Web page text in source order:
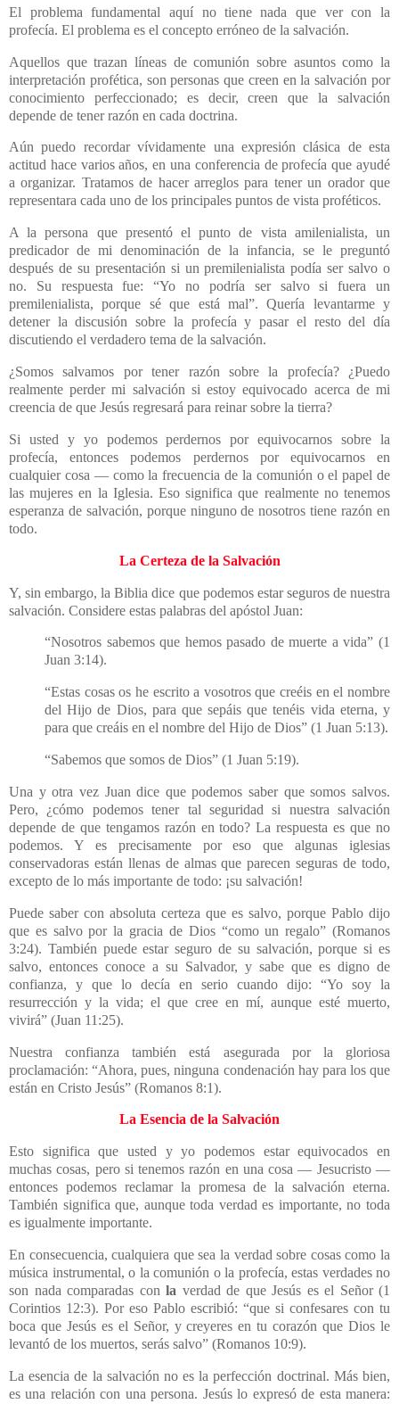
El problema fundamental aquí no tiene nada que ver con la
profecía. El problema es el concepto erróneo de la salvación.
Aquellos que trazan líneas de comunión sobre asuntos como la
interpretación profética, son personas que creen en la salvación por
conocimiento perfeccionado; es decir, creen que la salvación
depende de tener razón en cada doctrina.
Aún puedo recordar vívidamente una expresión clásica de esta
actitud hace varios años, en una conferencia de profecía que ayudé
a organizar. Tratamos de hacer arreglos para tener un orador que
representara cada uno de los principales puntos de vista proféticos.
A la persona que presentó el punto de vista amilenialista, un
predicador de mi denominación de la infancia, se le preguntó
después de su presentación si un premilenialista podía ser salvo o
no. Su respuesta fue: “Yo no podría ser salvo si fuera un
premilenialista, porque sé que está mal”. Quería levantarme y
detener la discusión sobre la profecía y pasar el resto del día
discutiendo el verdadero tema de la salvación.
¿Somos salvamos por tener razón sobre la profecía? ¿Puedo
realmente perder mi salvación si estoy equivocado acerca de mi
creencia de que Jesús regresará para reinar sobre la tierra?
Si usted y yo podemos perdernos por equivocarnos sobre la
profecía, entonces podemos perdernos por equivocarnos en
cualquier cosa — como la frecuencia de la comunión o el papel de
las mujeres en la Iglesia. Eso significa que realmente no tenemos
esperanza de salvación, porque ninguno de nosotros tiene razón en
todo.
La Certeza de la Salvación
Y, sin embargo, la Biblia dice que podemos estar seguros de nuestra
salvación. Considere estas palabras del apóstol Juan:
“Nosotros sabemos que hemos pasado de muerte a vida” (1
Juan 3:14).
“Estas cosas os he escrito a vosotros que creéis en el nombre
del Hijo de Dios, para que sepáis que tenéis vida eterna, y
para que creáis en el nombre del Hijo de Dios” (1 Juan 5:13).
“Sabemos que somos de Dios” (1 Juan 5:19).
Una y otra vez Juan dice que podemos saber que somos salvos.
Pero, ¿cómo podemos tener tal seguridad si nuestra salvación
depende de que tengamos razón en todo? La respuesta es que no
podemos. Y es precisamente por eso que algunas iglesias
conservadoras están llenas de almas que parecen seguras de todo,
excepto de lo más importante de todo: ¡su salvación!
Puede saber con absoluta certeza que es salvo, porque Pablo dijo
que es salvo por la gracia de Dios “como un regalo” (Romanos
3:24). También puede estar seguro de su salvación, porque si es
salvo, entonces conoce a su Salvador, y sabe que es digno de
confianza, y que lo decía en serio cuando dijo: “Yo soy la
resurrección y la vida; el que cree en mí, aunque esté muerto,
vivirá” (Juan 11:25).
Nuestra confianza también está asegurada por la gloriosa
proclamación:“Ahora, pues, ninguna condenación hay para los que
están en Cristo Jesús” (Romanos 8:1).
La Esencia de la Salvación
Esto significa que usted y yo podemos estar equivocados en
muchas cosas, pero si tenemos razón en una cosa — Jesucristo —
entonces podemos reclamar la promesa de la salvación eterna.
También significa que, aunque toda verdad es importante, no toda
es igualmente importante.
En consecuencia, cualquiera que sea la verdad sobre cosas como la
música instrumental, o la comunión o la profecía, estas verdades no
son nada comparadas con la verdad de que Jesús es el Señor (1
Corintios 12:3). Por eso Pablo escribió: “que si confesares con tu
boca que Jesús es el Señor, y creyeres en tu corazón que Dios le
levantó de los muertos, serás salvo” (Romanos 10:9).
La esencia de la salvación no es la perfección doctrinal. Más bien,
es una relación con una persona. Jesús lo expresó de esta manera: